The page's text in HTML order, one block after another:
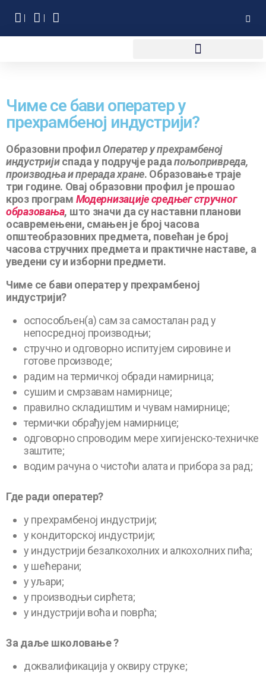
Чиме се бави оператер у
прехрамбеној индустрији?
Образовни профил Оператер у прехрамбеној
индустријиспада у подручје радапољопривреда,
производња и прерада хране. Образовање траје
три године. Овај образовни профил је прошао
кроз програм Модернизације средњег стручног
образовања, што значи да су наставни планови
осавремењени, смањен је број часова
општеобразовних предмета, повећан је број
часова стручних предмета и практичне наставе, а
уведени су и изборни предмети.
Чиме се бави оператер у прехрамбеној
индустрији?
оспособљен(а) сам за самосталан рад у
непосредној производњи;
стручно и одговорно испитујем сировине и
готове производе;
радим на термичкој обради намирница;
сушим и смрзавам намирнице;
правилно складиштим и чувам намирнице;
термички обрађујем намирнице;
одговорно спроводим мере хигијенско-техничке
заштите;
водим рачуна о чистоћи алата и прибора за рад;
Где ради оператер?
у прехрамбеној индустрији;
у кондиторској индустрији;
у индустрији безалкохолних и алкохолних пића;
у шећерани;
у уљари;
у производњи сирћета;
у индустрији воћа и поврћа;
За даље школовање ?
доквалификација у оквиру струке;